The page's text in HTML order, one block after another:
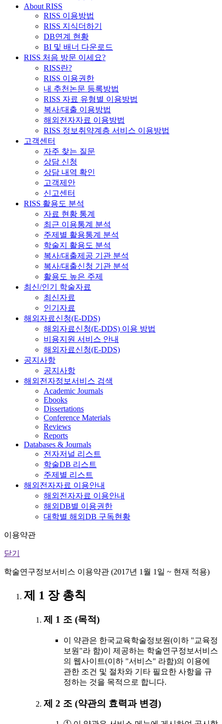
About RISS
RISS 이용방법
RISS 지식더하기
DB연계 현황
BI 및 배너 다운로드
RISS 처음 방문 이세요?
RISS란?
RISS 이용권한
내 추천논문 등록방법
RISS 자료 유형별 이용방법
복사/대출 이용방법
해외전자자료 이용방법
RISS 정보취약계층 서비스 이용방법
고객센터
자주 찾는 질문
상담 신청
상담 내역 확인
고객제안
신고센터
RISS 활용도 분석
자료 현황 통계
최근 이용통계 분석
주제별 활용통계 분석
학술지 활용도 분석
복사/대출제공 기관 분석
복사/대출신청 기관 분석
활용도 높은 주제
최신/인기 학술자료
최신자료
인기자료
해외자료신청(E-DDS)
해외자료신청(E-DDS) 이용 방법
비용지원 서비스 안내
해외자료신청(E-DDS)
공지사항
공지사항
해외전자정보서비스 검색
Academic Journals
Ebooks
Dissertations
Conference Materials
Reviews
Reports
Databases & Journals
전자저널 리스트
학술DB 리스트
주제별 리스트
해외전자자료 이용안내
해외전자자료 이용안내
해외DB별 이용권한
대학별 해외DB 구독현황
이용약관
닫기
학술연구정보서비스 이용약관 (2017년 1월 1일 ~ 현재 적용)
제 1 장 총칙
제 1 조 (목적)
이 약관은 한국교육학술정보원(이하 "교육정
보원"라 함)이 제공하는 학술연구정보서비스
의 웹사이트(이하 "서비스" 라함)의 이용에
관한 조건 및 절차와 기타 필요한 사항을 규
정하는 것을 목적으로 합니다.
제 2 조 (약관의 효력과 변경)